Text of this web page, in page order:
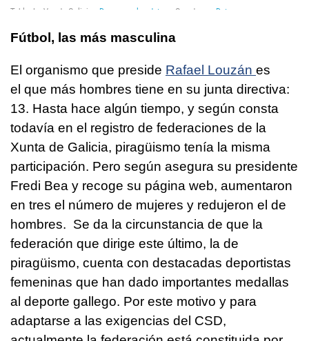
Fútbol, las más masculina
El organismo que preside Rafael Louzán es
el que más hombres tiene en su junta directiva:
13. Hasta hace algún tiempo, y según consta
todavía en el registro de federaciones de la
Xunta de Galicia, piragüismo tenía la misma
participación. Pero según asegura su presidente
Fredi Bea y recoge su página web, aumentaron
en tres el número de mujeres y redujeron el de
hombres. Se da la circunstancia de que la
federación que dirige este último, la de
piragüismo, cuenta con destacadas deportistas
femeninas que han dado importantes medallas
al deporte gallego. Por este motivo y para
adaptarse a las exigencias del CSD,